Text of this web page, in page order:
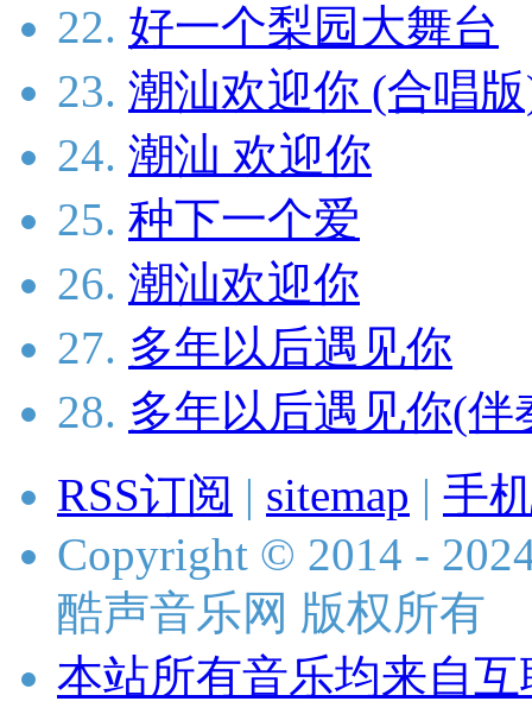
22. 好一个梨园大舞台
23. 潮汕欢迎你 (合唱
24. 潮汕 欢迎你
25. 种下一个爱
26. 潮汕欢迎你
27. 多年以后遇见你
28. 多年以后遇见你(伴
RSS订阅 | sitemap | 手
Copyright © 2014 -
酷声音乐网 版权所有
本站所有音乐均来自